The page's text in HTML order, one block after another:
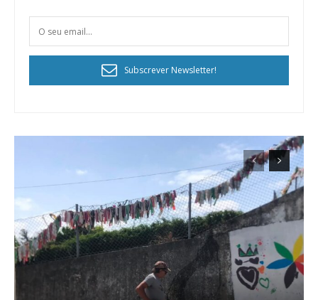
Subscrever Newsletter!